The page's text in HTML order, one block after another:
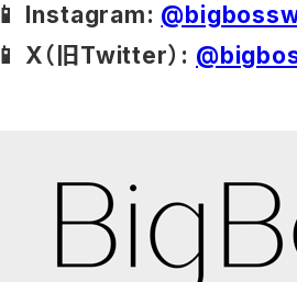
📱 Instagram:
📱 X（旧Twitter）: